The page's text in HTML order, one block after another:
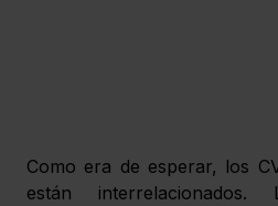
Como era de esperar, los
están interrelacionados.